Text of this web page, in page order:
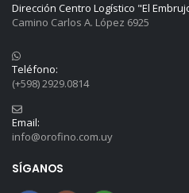
Dirección Centro Logístico "El
Camino Carlos A. López 6925
Teléfono:
(+598) 2929.0814
Email:
info@orofino.com.uy
SÍGANOS